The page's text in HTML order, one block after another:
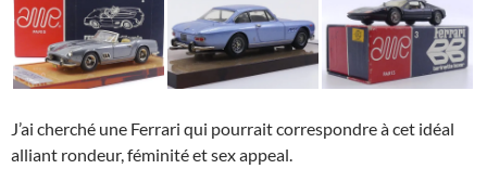
J’ai cherché une Ferrari qui pourrait correspondre à cet idéal
alliant rondeur, féminité et sex appeal.